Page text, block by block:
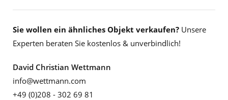
Sie wollen ein ähnliches Objekt verkaufen? Unsere
Experten beraten Sie kostenlos & unverbindlich!
David Christian Wettmann
info@wettmann.com
+49 (0)208 - 302 69 81